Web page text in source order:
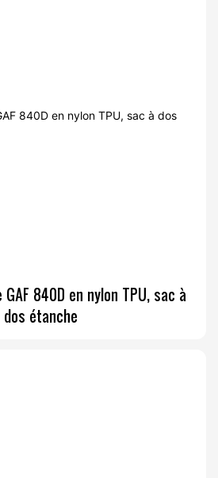
840D en nylon TPU, sac à
dos étanche